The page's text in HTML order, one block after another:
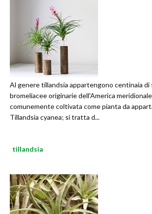
Al genere tillandsia appartengono centinaia di
bromeliacee originarie dell'America
comunemente coltivata come pianta da
Tillandsia cyanea; si tratta d...
tillandsia